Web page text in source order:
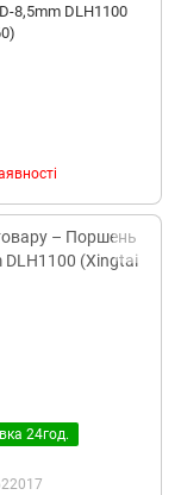
8,5mm DLH1100
24год.